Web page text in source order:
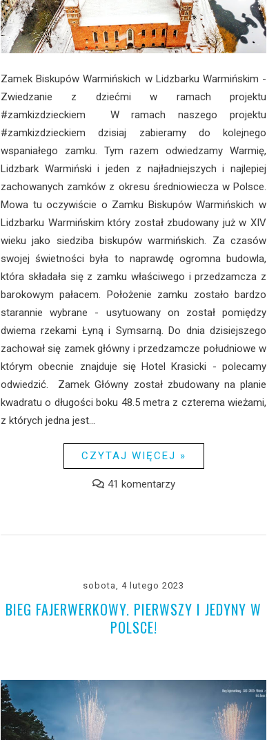
Zamek Biskupów Warmińskich w Lidzbarku Warmińskim -
Zwiedzanie z dziećmi w ramach projektu
#zamkizdzieckiem W ramach naszego projektu
#zamkizdzieckiem dzisiaj zabieramy do kolejnego
wspaniałego zamku. Tym razem odwiedzamy Warmię,
Lidzbark Warmiński i jeden z najładniejszych i najlepiej
zachowanych zamków z okresu średniowiecza w Polsce.
Mowa tu oczywiście o Zamku Biskupów Warmińskich w
Lidzbarku Warmińskim który został zbudowany już w XIV
wieku jako siedziba biskupów warmińskich. Za czasów
swojej świetności była to naprawdę ogromna budowla,
która składała się z zamku właściwego i przedzamcza z
barokowym pałacem. Położenie zamku zostało bardzo
starannie wybrane - usytuowany on został pomiędzy
dwiema rzekami Łyną i Symsarną. Do dnia dzisiejszego
zachował się zamek główny i przedzamcze południowe w
którym obecnie znajduje się Hotel Krasicki - polecamy
odwiedzić. Zamek Główny został zbudowany na planie
kwadratu o długości boku 48.5 metra z czterema wieżami,
z których jedna jest...
CZYTAJ WIĘCEJ »
41 komentarzy
sobota, 4 lutego 2023
BIEG FAJERWERKOWY. PIERWSZY I JEDYNY W
POLSCE!